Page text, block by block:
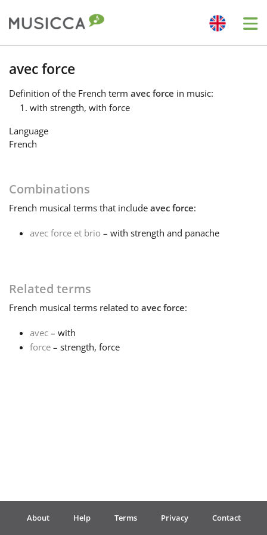
Bahasa Indonesia
Български
Dansk
English
Français
한국어
Português
avec force
Definition of the French term avec force in music:
with strength, with force
Language
French
Combinations
French musical terms that include avec force:
avec force et brio – with strength and panache
Related terms
French musical terms related to avec force:
avec – with
force – strength, force
About Help Terms Privacy Contact